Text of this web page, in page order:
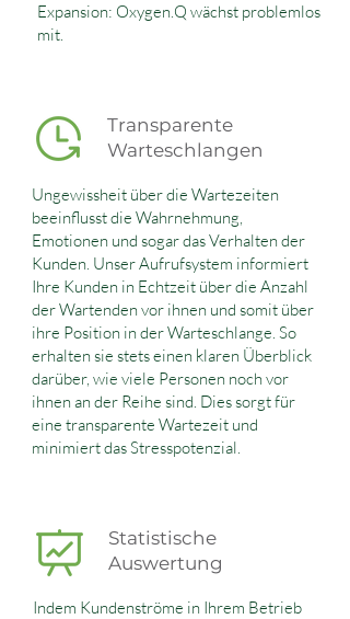
Expansion: Oxygen.Q wächst problemlos
mit.
Transparente
Warteschlangen
Ungewissheit über die Wartezeiten
beeinflusst die Wahrnehmung,
Emotionen und sogar das Verhalten der
Kunden. Unser Aufrufsystem informiert
Ihre Kunden in Echtzeit über die Anzahl
der Wartenden vor ihnen und somit über
ihre Position in der Warteschlange. So
erhalten sie stets einen klaren Überblick
darüber, wie viele Personen noch vor
ihnen an der Reihe sind. Dies sorgt für
eine transparente Wartezeit und
minimiert das Stresspotenzial.
Statistische
Auswertung
Indem Kundenströme in Ihrem Betrieb